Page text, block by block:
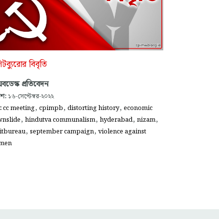
বিবৃতি
প্রতিবেদন
১৬-সেপ্টেম্বর-২০২২
cc meeting, cpimpb, distorting history, economic
, hindutva communalism, hyderabad, nizam,
, september campaign, violence against